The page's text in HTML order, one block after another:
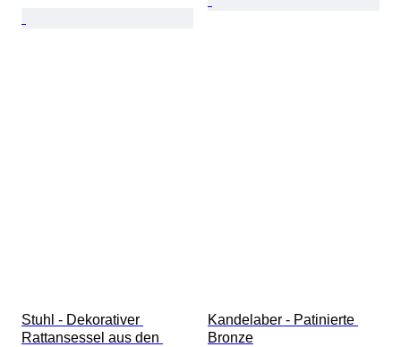
Stuhl - Dekorativer
Rattansessel aus den
Kandelaber - Patinierte
Bronze